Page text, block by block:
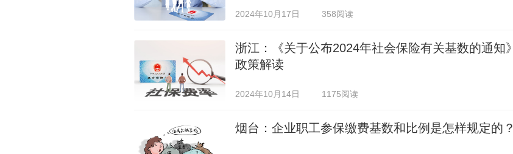
2024年10月17日 358阅读
浙江：《关于公布2024年社会保险有关基数的通知》
政策解读
2024年10月14日 1175阅读
烟台：企业职工参保缴费基数和比例是怎样规定的？